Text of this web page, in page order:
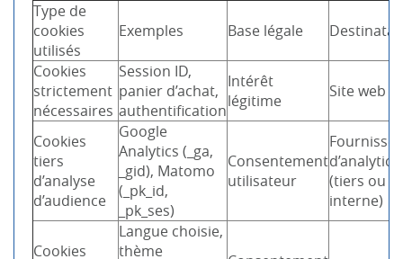
Type de
cookies
utilisés
Exemples Base légale
Cookies
strictement
nécessaires
Session ID,
panier d’achat,
authentification
Intérêt
légitime
Site web
Cookies
tiers
d’analyse
d’audience
Google
Analytics (_ga,
_gid), Matomo
(_pk_id,
_pk_ses)
Consentement
utilisateur
d’analytics
(tiers ou
interne)
Cookies
Langue choisie,
thème